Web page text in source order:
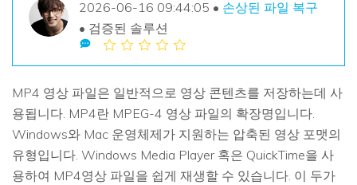
기타 프로그램
Repairit - 데이터 복구
UBackit - 데이터 백업
모든 기능 확인하기
2026-06-16 09:44:05 • 손상된 파일 복구
• 검증된 솔루션
MP4 영상 파일은 일반적으로 영상 콘텐츠를 저장하는데 사
용됩니다. MP4란 MPEG-4 영상 파일의 확장명입니다.
Windows와 Mac 운영체제가 지원하는 압축된 영상 포맷의
유형입니다. Windows Media Player 혹은 QuickTime을 사
용하여 MP4영상 파일을 쉽게 재생할 수 있습니다. 이 두가